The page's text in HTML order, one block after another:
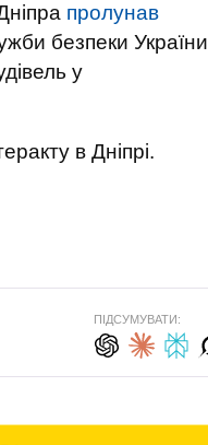
пролунав
безпеки України
у
в Дніпрі.
ПІДСУМУВАТИ: